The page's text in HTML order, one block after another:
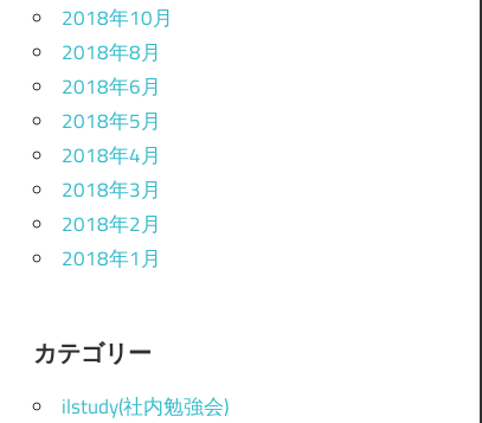
2018年10月
2018年8月
2018年6月
2018年5月
2018年4月
2018年3月
2018年2月
2018年1月
カテゴリー
ilstudy(社内勉強会)